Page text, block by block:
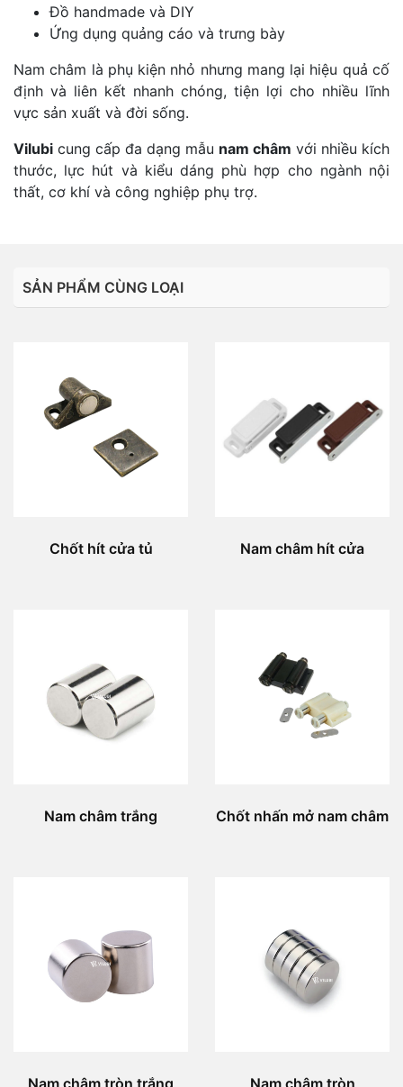
Đồ handmade và DIY
Ứng dụng quảng cáo và trưng bày
Nam châm là phụ kiện nhỏ nhưng mang lại hiệu quả cố
định và liên kết nhanh chóng, tiện lợi cho nhiều lĩnh
vực sản xuất và đời sống.
Vilubi cung cấp đa dạng mẫu nam châm với nhiều kích
thước, lực hút và kiểu dáng phù hợp cho ngành nội
thất, cơ khí và công nghiệp phụ trợ.
SẢN PHẨM CÙNG LOẠI
Chốt hít cửa tủ Nam châm hít cửa
Nam châm trắng Chốt nhấn mở nam châm
Nam châm tròn trắng Nam châm tròn